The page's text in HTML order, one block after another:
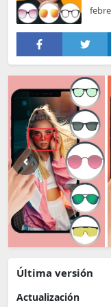
Última versión
Actualización